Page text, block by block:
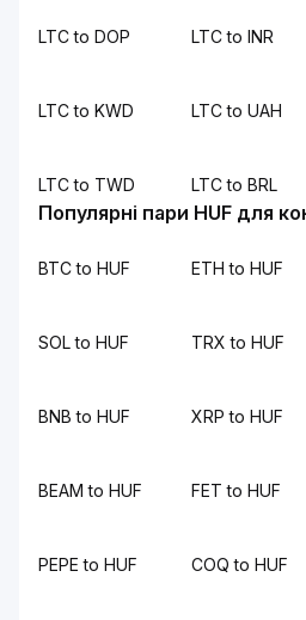
LTC to DOP LTC to INR
LTC to KWD LTC to UAH
LTC to TWD LTC to BRL
Популярні пари HUF для
BTC to HUF ETH to HUF
SOL to HUF TRX to HUF
BNB to HUF XRP to HUF
BEAM to HUF FET to HUF
PEPE to HUF COQ to HUF